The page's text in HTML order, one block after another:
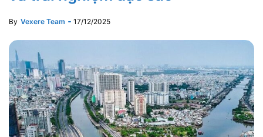
By Vexere Team 17/12/2025